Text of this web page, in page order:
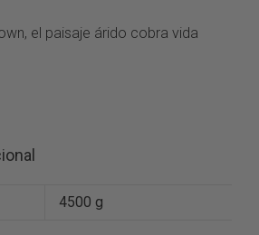
el paisaje árido cobra vida
4500 g